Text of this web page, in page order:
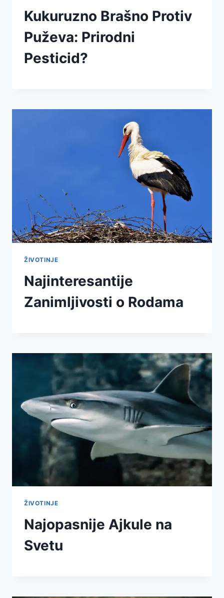
Kukuruzno Brašno Protiv
Puževa: Prirodni
Pesticid?
ŽIVOTINJE
Najinteresantije
Zanimljivosti o Rodama
ŽIVOTINJE
Najopasnije Ajkule na
Svetu